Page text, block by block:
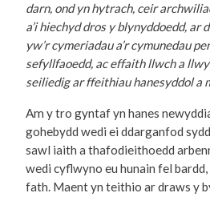
darn, ond yn hytrach, ceir
a’i hiechyd dros y blynyddoedd, ar
yw’r cymeriadau a’r cymunedau
sefyllfaoedd, ac effaith llwch a
seiliedig ar ffeithiau hanesyddol a
Am y tro gyntaf yn hanes
gohebydd wedi ei ddarganfod
sawl iaith a thafodieithoedd
wedi cyflwyno eu hunain fel
fath. Maent yn teithio ar draws y